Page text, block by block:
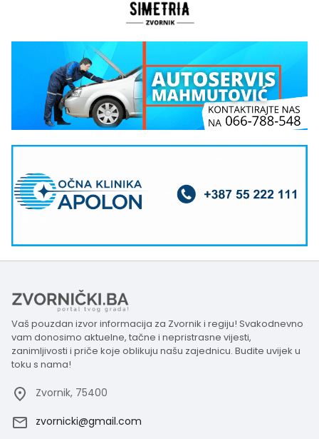
Vaš pouzdan izvor informacija za Zvornik i regiju! Svakodnevno
vam donosimo aktuelne, tačne i nepristrasne vijesti,
zanimljivosti i priče koje oblikuju našu zajednicu. Budite uvijek u
toku s nama!
Zvornik, 75400
zvornicki@gmail.com